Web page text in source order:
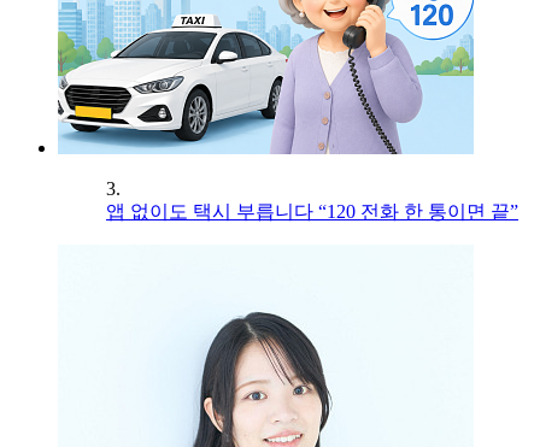
3.
앱 없이도 택시 부릅니다 “120 전화 한 통이면 끝”